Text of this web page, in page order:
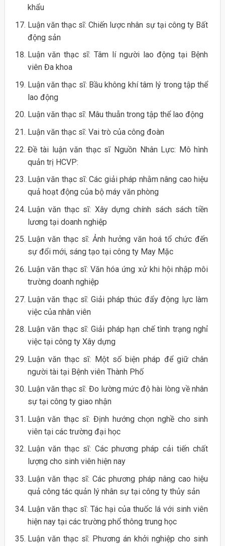
khẩu
Luận văn thạc sĩ: Chiến lược nhân sự tại công ty Bất
động sản
Luận văn thạc sĩ: Tâm lí người lao động tại Bệnh
viên Đa khoa
Luận văn thạc sĩ: Bầu không khí tâm lý trong tập thể
lao động
Luận văn thạc sĩ: Mâu thuẫn trong tập thể lao động
Luận văn thạc sĩ: Vai trò của công đoàn
Đề tài luận văn thạc sĩ Nguồn Nhân Lực: Mô hình
quản trị HCVP:
Luận văn thạc sĩ: Các giải pháp nhằm nâng cao hiệu
quả hoạt động của bộ máy văn phòng
Luận văn thạc sĩ: Xây dựng chính sách sách tiền
lương tại doanh nghiệp
Luận văn thạc sĩ: Ảnh hưởng văn hoá tổ chức đến
sự đổi mới, sáng tạo tại công ty May Mặc
Luận văn thạc sĩ: Văn hóa ứng xử khi hội nhập môi
trường doanh nghiệp
Luận văn thạc sĩ: Giải pháp thúc đẩy động lực làm
việc của nhân viên
Luận văn thạc sĩ: Giải pháp hạn chế tình trạng nghỉ
việc tại công ty Xây dựng
Luận văn thạc sĩ: Một số biện pháp để giữ chân
người tài tại Bệnh viên Thành Phố
Luận văn thạc sĩ: Đo lường mức độ hài lòng về nhân
sự tại công ty giao nhận
Luận văn thạc sĩ: Định hướng chọn nghề cho sinh
viên tại các trường đại học
Luận văn thạc sĩ: Các phương pháp cải tiến chất
lượng cho sinh viên hiện nay
Luận văn thạc sĩ: Các phương pháp nâng cao hiệu
quả công tác quản lý nhân sự tại công ty thủy sản
Luận văn thạc sĩ: Tác hại của thuốc lá với sinh viên
hiện nay tại các trường phổ thông trung học
Luận văn thạc sĩ: Phương án khởi nghiệp cho sinh